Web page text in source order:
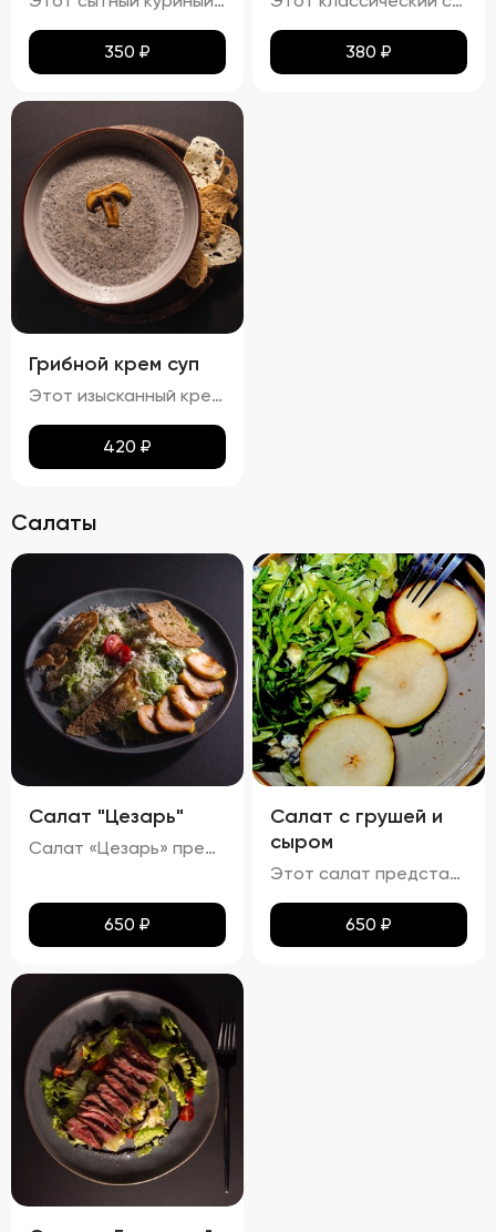
350 ₽ 380 ₽
Грибной крем суп
Этот изысканный крем-суп отличается гладкой, бархатистой текстурой, которая обволакивает ваши вкусовые рецепторы. Насыщенный аромат грибов сочетается с мягкими сливочными нотами, создавая гармоничное сочетание вкусов. Поверхность крема украшена капельками зелёного масла и мелко нарезанной зеленью, что добавляет блюду утончённости. Подается с хрустящими гренками, идеально дополняющими нежную текстуру супа.
420 ₽
Салаты
Салат "Цезарь"
Салат «Цезарь» представляет собой гармоничное сочетание свежих ингредиентов, создающих неповторимый вкусовой ансамбль. Ярко-зелёные листья салата формируют основу блюда, дополняясь сочными красными помидорами черри и золотистыми гренками. Тонкий слой пармезана равномерно покрывает салат, придавая ему пикантность. Вкусовая палитра раскрывается легким вкусом с нотками чеснока и лимона, а куриное филе добавляет блюду нежную структуру и насыщенный аромат. Помидоры черри радуют своей сладостью и сочностью, подчеркивая свежесть всего салата. Хрустящие гренки завершают композицию, добавляя приятную текстуру. Аромат блюда сочетает в себе свежие ноты зелени, чесночную остроту и теплые оттенки куриного мяса.
650 ₽
Салат с грушей и
сыром
Этот салат представляет собой изысканное сочетание свежих и ярких вкусов. Сладкая груша идеально гармонирует с острым и насыщенным вкусом сыра с плесенью, создавая уникальный контраст. Миндальные лепестки придают блюду приятную хрустящую текстуру, а слегка поджаренный пармезан добавляет тонкие ореховые ноты. Вкус салата наполнен медовыми оттенками и фруктовой сладостью, уравновешенной острыми акцентами горгонзолы. Аромат блюда включает в себя легкие фруктово-сладкие нюансы, дополненные едва уловимыми нотками миндаля и сыра. Каждый кусочек этого салата обещает быть настоящим праздником вкуса!
650 ₽